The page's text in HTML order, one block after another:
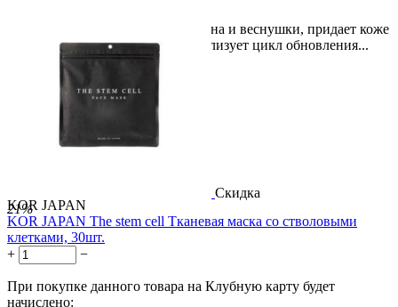
Маска осветляет пигментные пятна и веснушки, придает коже
упругость и прозрачность, нормализует цикл обновления...
Скидка
21%
KOR JAPAN
KOR JAPAN The stem cell Тканевая маска со стволовыми
клетками, 30шт.
+
−
При покупке данного товара на Клубную карту будет
начислено: